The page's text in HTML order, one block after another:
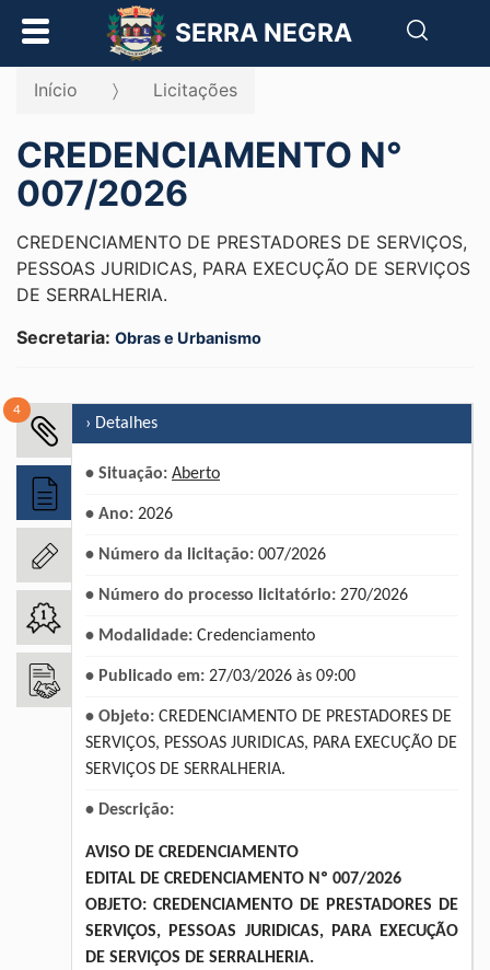
SERRA NEGRA
Início Licitações
CREDENCIAMENTO N°
007/2026
CREDENCIAMENTO DE PRESTADORES DE SERVIÇOS,
PESSOAS JURIDICAS, PARA EXECUÇÃO DE SERVIÇOS
DE SERRALHERIA.
Secretaria: Obras e Urbanismo
4
› Detalhes
• Situação: Aberto
• Ano: 2026
• Número da licitação: 007/2026
• Número do processo licitatório: 270/2026
• Modalidade: Credenciamento
• Publicado em: 27/03/2026 às 09:00
• Objeto: CREDENCIAMENTO DE PRESTADORES DE
SERVIÇOS, PESSOAS JURIDICAS, PARA EXECUÇÃO DE
SERVIÇOS DE SERRALHERIA.
• Descrição:
AVISO DE CREDENCIAMENTO
EDITAL DE CREDENCIAMENTO Nº 007/2026
OBJETO: CREDENCIAMENTO DE PRESTADORES DE
SERVIÇOS, PESSOAS JURIDICAS, PARA EXECUÇÃO
DE SERVIÇOS DE SERRALHERIA.